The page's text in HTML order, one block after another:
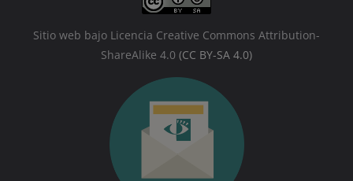
Sitio web bajo Licencia Creative Commons Attribution-
ShareAlike 4.0 (CC BY-SA 4.0)